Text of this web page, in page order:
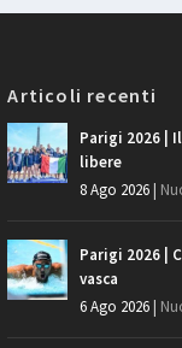
Articoli recenti
Parigi 2026 |
libere
8 Ago 2026|
Parigi 2026 |
vasca
6 Ago 2026|